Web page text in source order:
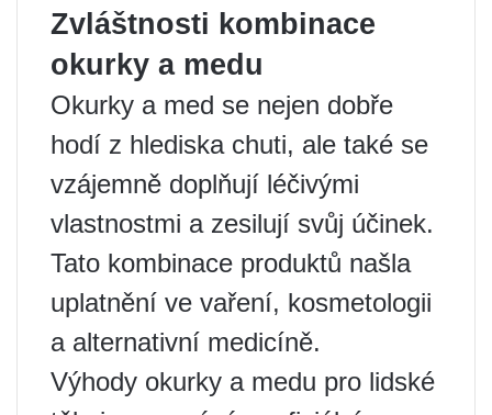
Zvláštnosti kombinace
okurky a medu
Okurky a med se nejen dobře
hodí z hlediska chuti, ale také se
vzájemně doplňují léčivými
vlastnostmi a zesilují svůj účinek.
Tato kombinace produktů našla
uplatnění ve vaření, kosmetologii
a alternativní medicíně.
Výhody okurky a medu pro lidské